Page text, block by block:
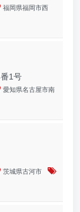
福岡県福岡市西
1号
愛知県名古屋市南
茨城県古河市